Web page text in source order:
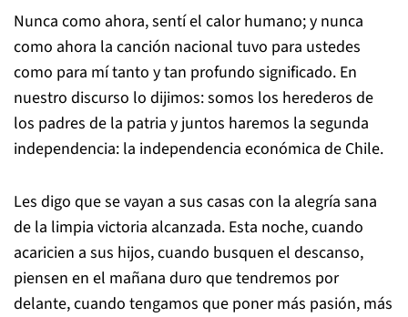
Nunca como ahora, sentí el calor humano; y nunca
como ahora la canción nacional tuvo para ustedes
como para mí tanto y tan profundo significado. En
nuestro discurso lo dijimos: somos los herederos de
los padres de la patria y juntos haremos la segunda
independencia: la independencia económica de Chile.
Les digo que se vayan a sus casas con la alegría sana
de la limpia victoria alcanzada. Esta noche, cuando
acaricien a sus hijos, cuando busquen el descanso,
piensen en el mañana duro que tendremos por
delante, cuando tengamos que poner más pasión, más